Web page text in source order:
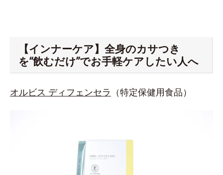
【インナーケア】全身のカサつき
を“飲むだけ”でお手軽ケアしたい人へ
オルビス ディフェンセラ （特定保健用食品）